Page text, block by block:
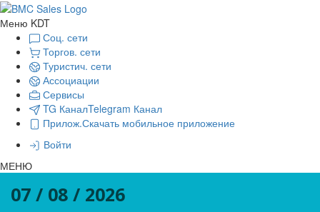
Меню KDT
Соц. сети
Торгов. сети
Туристич. сети
Ассоциации
Сервисы
TG КаналTelegram Канал
Прилож.Скачать мобильное приложение
Войти
МЕНЮ
07 / 08 / 2026